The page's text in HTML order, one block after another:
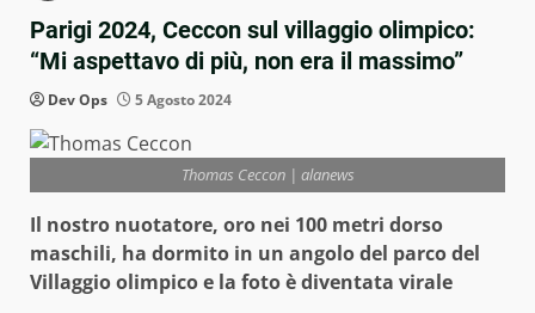
Parigi 2024, Ceccon sul villaggio olimpico:
“Mi aspettavo di più, non era il massimo”
Dev Ops 5 Agosto 2024
Thomas Ceccon | alanews
Il nostro nuotatore, oro nei 100 metri dorso
maschili, ha dormito in un angolo del parco del
Villaggio olimpico e la foto è diventata virale